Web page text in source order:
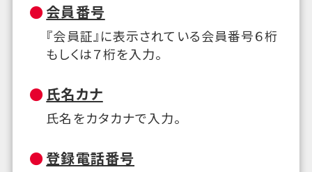
会員番号
『会員証』に表示されている会員番号６桁
もしくは７桁を入力。
氏名カナ
氏名をカタカナで入力。
登録電話番号